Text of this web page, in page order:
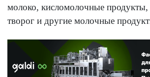
молоко, кисломолочные
творог и другие молочные